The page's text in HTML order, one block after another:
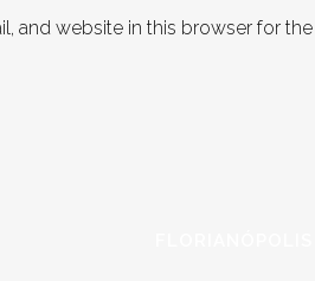
and website in this browser for